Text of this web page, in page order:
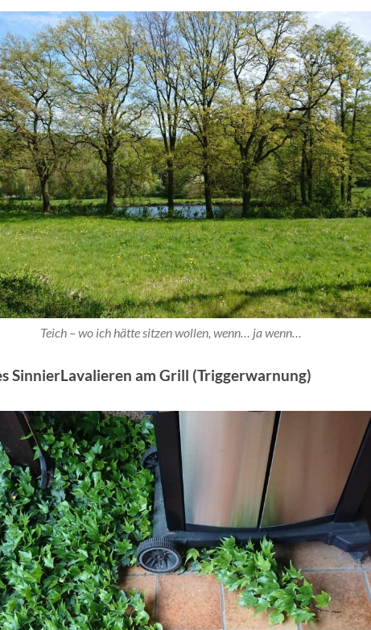
Teich – wo ich hätte sitzen wollen, wenn… ja wenn…
SinnierLavalieren am Grill (Triggerwarnung)